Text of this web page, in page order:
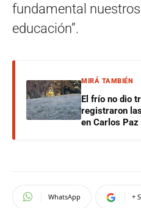
fundamental
educación”.
MIRÁ TAMBIÉN
El frío no dio
registraron
en Carlos
WhatsApp +